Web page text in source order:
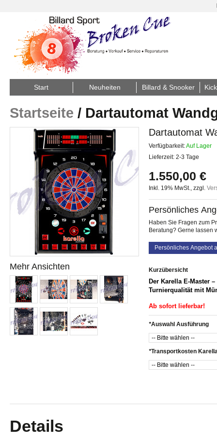
Start Neuheiten Billard & Snooker
Startseite / Dartautomat
Mehr Ansichten
Dartautomat
Verfügbarkeit:Auf Lager
Lieferzeit: 2-3 Tage
1.550,00 €
Inkl. 19% MwSt., zzgl.
Persönliches
Haben Sie Fragen zum
Beratung? Gerne lassen
Persönliches Angebot
Kurzübersicht
Der Karella E-Master
Turnierqualität mit
Ab sofort lieferbar!
*Auswahl Ausführung
*Transportkosten
Details